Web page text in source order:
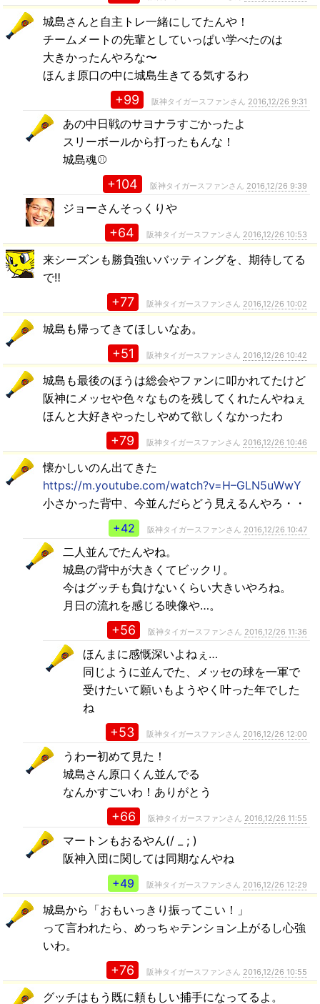
城島さんと自主トレ一緒にしてたんや！
チームメートの先輩としていっぱい学べたのは
大きかったんやろな〜
ほんま原口の中に城島生きてる気するわ
+99 阪神タイガースファンさん 2016,12/26 9:31
あの中日戦のサヨナラすごかったよ
スリーボールから打ったもんな！
城島魂⚾️
+104 阪神タイガースファンさん 2016,12/26 9:39
ジョーさんそっくりや
+64 阪神タイガースファンさん 2016,12/26 10:53
来シーズンも勝負強いバッティングを、期待してる
で‼
+77 阪神タイガースファンさん 2016,12/26 10:02
城島も帰ってきてほしいなあ。
+51 阪神タイガースファンさん 2016,12/26 10:42
城島も最後のほうは総会やファンに叩かれてたけど
阪神にメッセや色々なものを残してくれたんやねぇ
ほんと大好きやったしやめて欲しくなかったわ
+79 阪神タイガースファンさん 2016,12/26 10:46
懐かしいのん出てきた
https://m.youtube.com/watch?v=H–GLN5uWwY
小さかった背中、今並んだらどう見えるんやろ・・
+42
阪神タイガースファンさん 2016,12/26 10:47
二人並んでたんやね。
城島の背中が大きくてビックリ。
今はグッチも負けないくらい大きいやろね。
月日の流れを感じる映像や…。
+56 阪神タイガースファンさん 2016,12/26 11:36
ほんまに感慨深いよねぇ…
同じように並んでた、メッセの球を一軍で
受けたいて願いもようやく叶った年でした
ね
+53 阪神タイガースファンさん 2016,12/26 12:00
うわー初めて見た！
城島さん原口くん並んでる
なんかすごいわ！ありがとう
+66 阪神タイガースファンさん 2016,12/26 11:55
マートンもおるやん(/ _ ; )
阪神入団に関しては同期なんやね
+49
阪神タイガースファンさん 2016,12/26 12:29
城島から「おもいっきり振ってこい！」
って言われたら、めっちゃテンション上がるし心強
いわ。
+76 阪神タイガースファンさん 2016,12/26 10:55
グッチはもう既に頼もしい捕手になってるよ。